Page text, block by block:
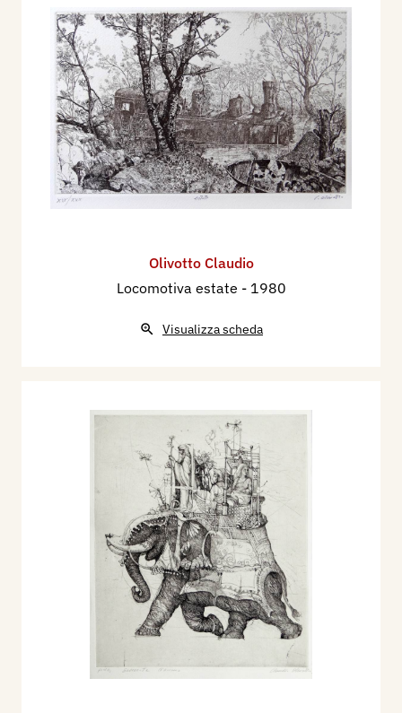
Olivotto Claudio
Locomotiva estate - 1980
Visualizza scheda